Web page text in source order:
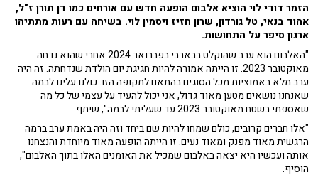
הזמר דודי לוי הוציא אלבום הופעה חדש עם אורחים כמו דן תורן ז"ל,
אהוד בנאי, טל גורדון, שרון חזיז ויסמין לוי. בשיחה עם רעות מתתיהו
ארגון סיפר על התחושות.
"האלבום הוא ערב שהוקלט בבארבי בפברואר 2024 אחרי שהוא נדחה
מאוקטובר 2023. זו הייתה אמורה להיות חגיגת יום הולדת שנדחתה. זה היה
ערב מלא באמוציות מכל הסוגים בהתאם לתקופה הזו. כולנו עלינו לבמה
שאנחנו נושאים מטען מאוד גדול, אני יכול להעיד על עצמי של כל מה
שאספתי בשטח מאוקטובר 2023 עד שעליתי לבמה", שיתף.
"אלו חברים קרובים, כולם שמחו להיות שם ביחד וזה היה באמת ערב ברמה
הרגשית מאוד מפנק ומאוד נעים. זו הייתה הופעה מאוד מיוחדת והנצחנו
אותה ועכשיו היא יצאה באלבום שמכיל את האומנים האלו בתוך האלבום",
הוסיף.